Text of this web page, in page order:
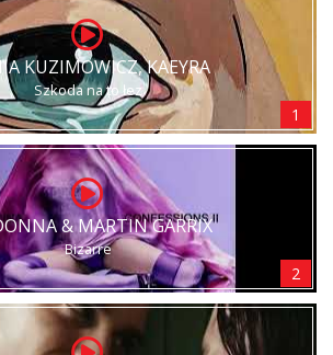
KUZIMOWICZ, KAEYRA
Szkoda na to łez
1
& MARTIN GARRIX
Bizarre
2